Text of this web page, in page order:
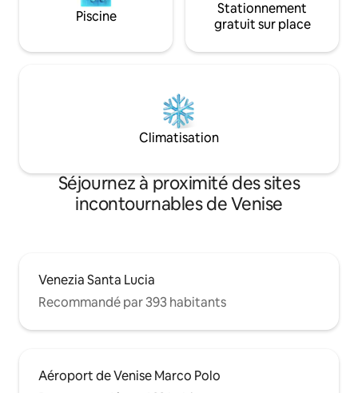
Piscine
Stationnement
gratuit sur place
Climatisation
Séjournez à proximité des sites
incontournables de Venise
Venezia Santa Lucia
Recommandé par 393 habitants
Aéroport de Venise Marco Polo